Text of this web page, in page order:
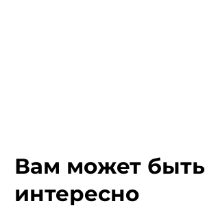
Вам может быть
интересно